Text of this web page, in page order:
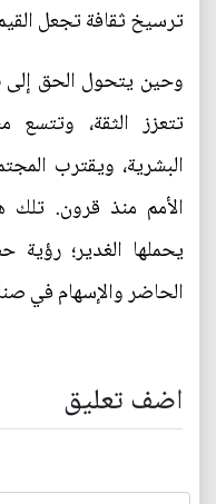
ترسيخ ثقافة تجعل
وحين يتحول الحق إلى
تتعزز الثقة، وتتسع
البشرية، ويقترب
الأمم منذ قرون. تلك
يحملها الغدير؛ رؤية
الحاضر والإسهام في
اضف تعليق